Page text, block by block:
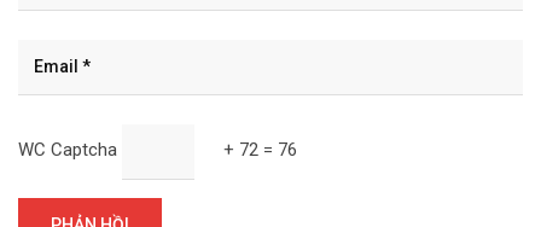
WC Captcha + 72 = 76